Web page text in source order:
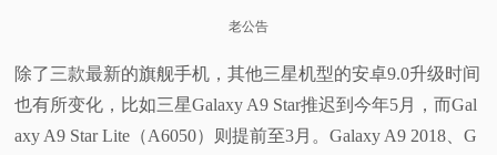
老公告
除了三款最新的旗舰手机，其他三星机型的安卓9.0升级时间
也有所变化，比如三星Galaxy A9 Star推迟到今年5月，而Gal
axy A9 Star Lite（A6050）则提前至3月。Galaxy A9 2018、G